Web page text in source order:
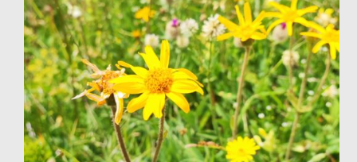
options
peuvent
être
choisies
sur
la
page
du
produit